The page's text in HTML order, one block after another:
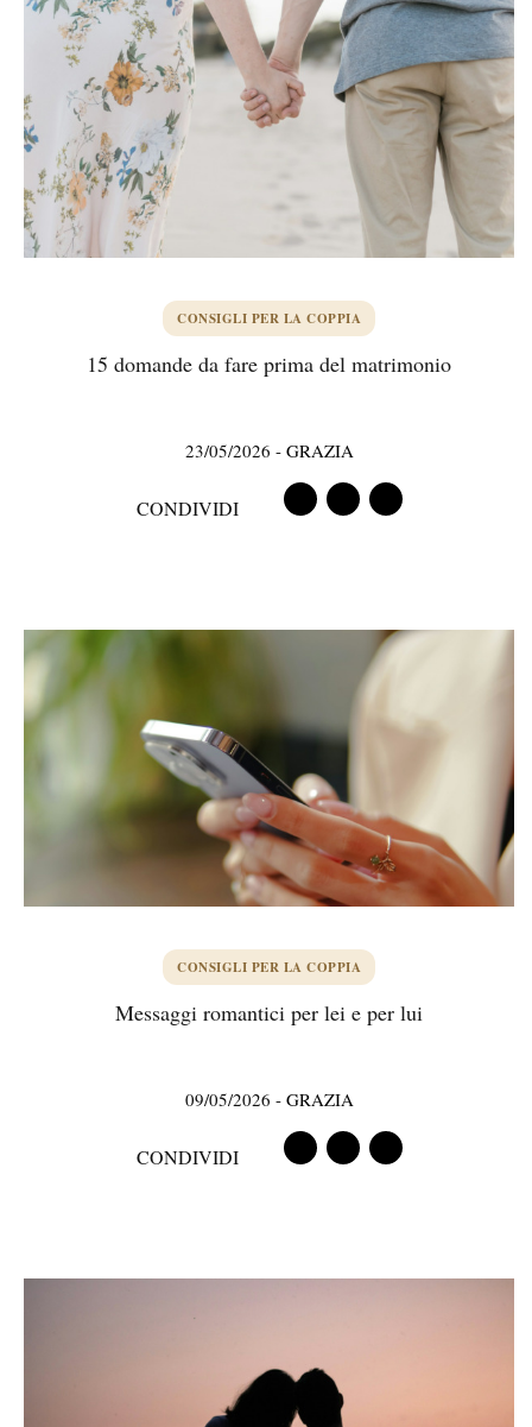
CONSIGLI PER LA COPPIA
15 domande da fare prima del matrimonio
23/05/2026 - GRAZIA
CONDIVIDI
CONSIGLI PER LA COPPIA
Messaggi romantici per lei e per lui
09/05/2026 - GRAZIA
CONDIVIDI